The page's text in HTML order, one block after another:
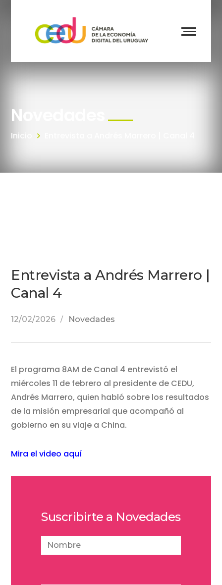
Novedades
Inicio
Entrevista a Andrés Marrero |
Canal 4
12/02/2026 Novedades
El programa 8AM de Canal 4 entrevistó el
miércoles 11 de febrero al presidente de CEDU,
Andrés Marrero, quien habló sobre los resultados
de la misión empresarial que acompañó al
gobierno en su viaje a China.
Mira el video aquí
Suscribirte a Novedades